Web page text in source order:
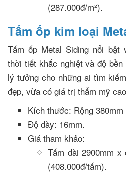
(287.000đ/m²).
Tấm ốp kim loại
Tấm ốp Metal Siding nổi bật
thời tiết khắc nghiệt và độ
lý tưởng cho những ai tìm
đẹp, vừa có giá trị thẩm mỹ
Kích thước: Rộng
Độ dày: 16mm.
Giá tham khảo:
Tấm dài 2900mm x
(408.000đ/tấm).